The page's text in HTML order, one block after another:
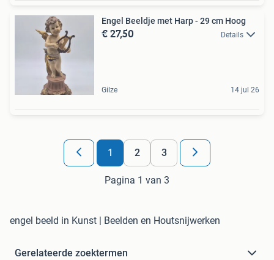
Engel Beeldje met Harp - 29 cm Hoog
€ 27,50 Details
Gilze 14 jul 26
1 2 3
Pagina 1 van 3
engel beeld in Kunst | Beelden en Houtsnijwerken
Gerelateerde zoektermen